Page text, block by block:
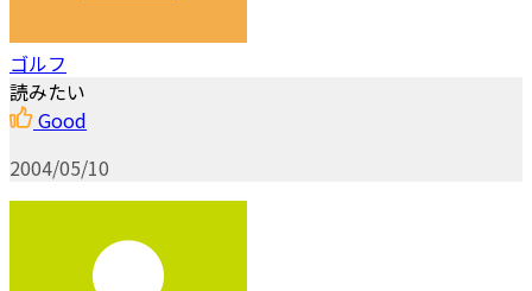
ゴルフ
読みたい
Good
2004/05/10